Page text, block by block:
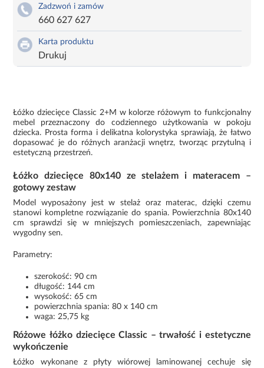
Zadzwoń i zamów
660 627 627
Karta produktu
Drukuj
Łóżko dziecięce Classic 2+M w kolorze różowym to funkcjonalny
mebel przeznaczony do codziennego użytkowania w pokoju
dziecka. Prosta forma i delikatna kolorystyka sprawiają, że łatwo
dopasować je do różnych aranżacji wnętrz, tworząc przytulną i
estetyczną przestrzeń.
Łóżko dziecięce 80x140 ze stelażem i materacem –
gotowy zestaw
Model wyposażony jest w stelaż oraz materac, dzięki czemu
stanowi kompletne rozwiązanie do spania. Powierzchnia 80x140
cm sprawdzi się w mniejszych pomieszczeniach, zapewniając
wygodny sen.
Parametry:
szerokość: 90 cm
długość: 144 cm
wysokość: 65 cm
powierzchnia spania: 80 x 140 cm
waga: 25,75 kg
Różowe łóżko dziecięce Classic – trwałość i estetyczne
wykończenie
Łóżko wykonane z płyty wiórowej laminowanej cechuje się